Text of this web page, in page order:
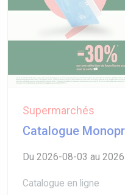
Supermarchés
Catalogue
Du 2026-08-03 au
Catalogue en ligne